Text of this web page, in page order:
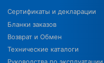
Сертификаты и декларации
Бланки заказов
Возврат и Обмен
Технические каталоги